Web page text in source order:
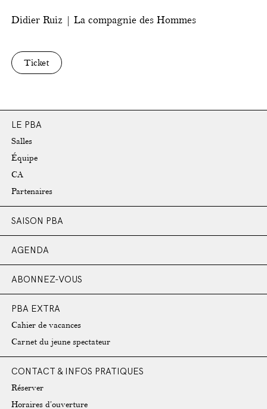
Didier Ruiz | La compagnie des Hommes
Ticket
LE PBA
Salles
Équipe
CA
Partenaires
SAISON PBA
AGENDA
ABONNEZ-VOUS
PBA EXTRA
Cahier de vacances
Carnet du jeune spectateur
CONTACT & INFOS PRATIQUES
Réserver
Horaires d’ouverture